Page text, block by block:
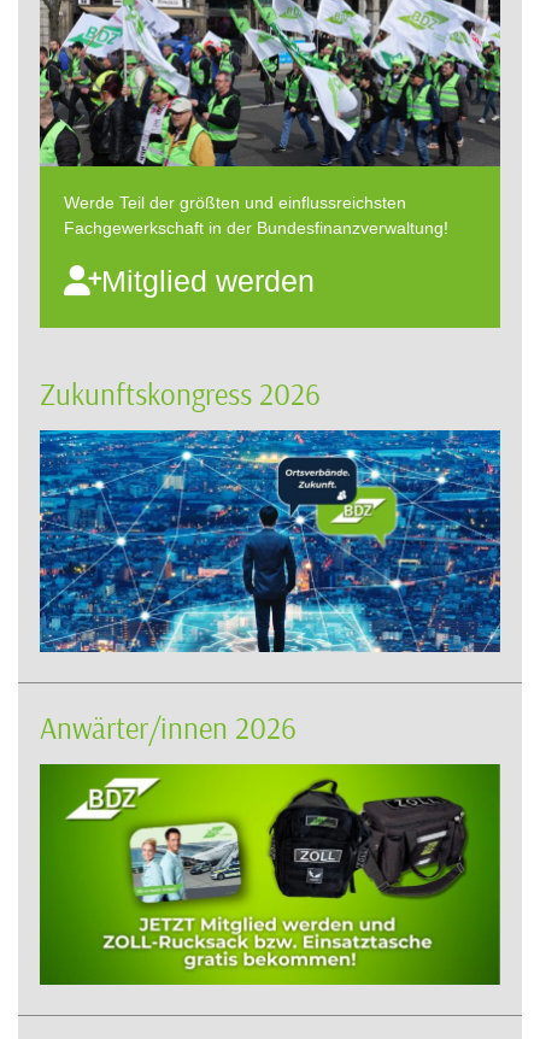
Werde Teil der größten und einflussreichsten
Fachgewerkschaft in der Bundesfinanzverwaltung!
Mitglied werden
Zukunftskongress 2026
Anwärter/innen 2026